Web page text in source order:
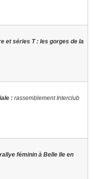
et séries T : les gorges de la
:rassemblement Interclub
rallye féminin à Belle Ile en